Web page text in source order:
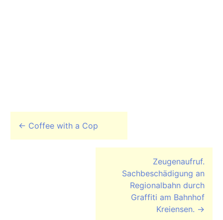
Beitrags-Navigation
← Coffee with a Cop
Zeugenaufruf.
Sachbeschädigung an
Regionalbahn durch
Graffiti am Bahnhof
Kreiensen. →